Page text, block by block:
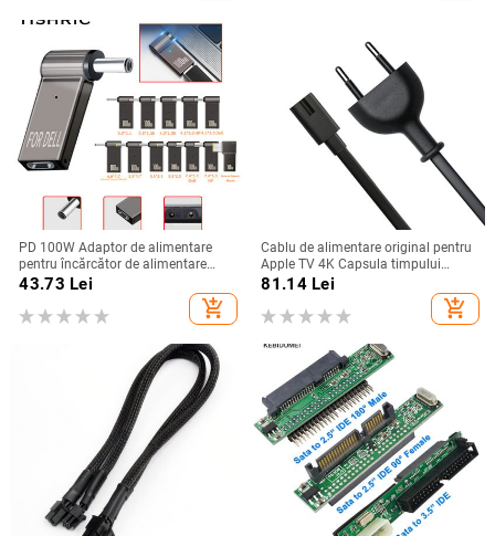
PD 100W Adaptor de alimentare
pentru încărcător de alimentare
pentru laptop 5A 20V Conector
mamă tip C la convertizor de mufă
jack masculin DC pentru
43.73 Lei
add_shopping_cart
Cablu de alimentare original pentru
Apple TV 4K Capsula timpului
Apple Cablu cablu de alimentare
CA pentru PS4 PS5 Xbox Series X/S
Cablu de alimentare pentru laptop
81.14Lei
add_shopping_cart